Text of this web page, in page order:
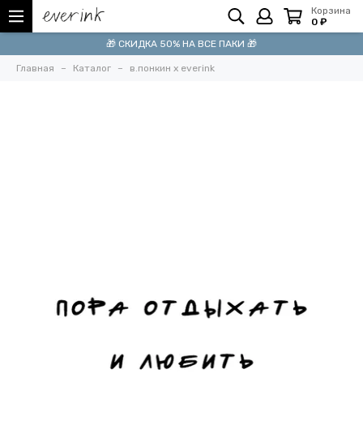
Корзина
0 ₽
🎁 СКИДКА 50% НА ВСЕ ПАКИ 🎁
Главная Каталог в.понкин x everink